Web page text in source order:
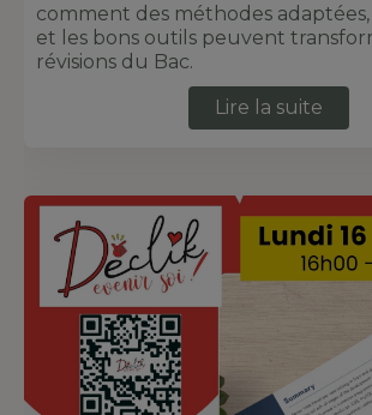
comment des méthodes adaptées,
et les bons outils peuvent
révisions du Bac.
Lire la suite